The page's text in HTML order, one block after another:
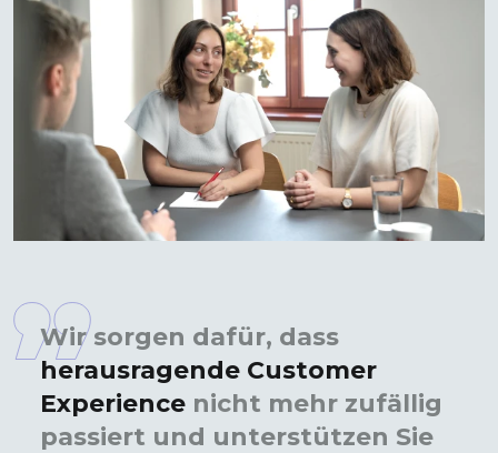
Wir sorgen dafür, dass
herausragende Customer
Experience nicht mehr zufällig
passiert und unterstützen Sie